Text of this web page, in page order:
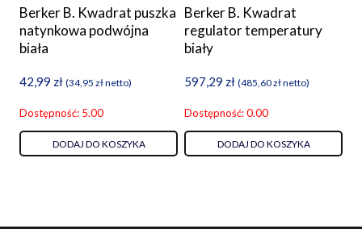
Berker B. Kwadrat puszka
natynkowa podwójna
biała
42,99 zł (34,95 złnetto)
Dostępność: 5.00
DODAJ DO KOSZYKA
Berker B. Kwadrat
regulator temperatury
biały
597,29 zł (485,60złnetto)
Dostępność: 0.00
DODAJ DO KOSZYKA